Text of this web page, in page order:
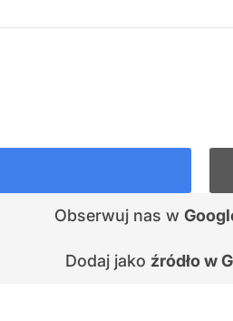
Obserwuj nas w
Dodaj jako źródło w